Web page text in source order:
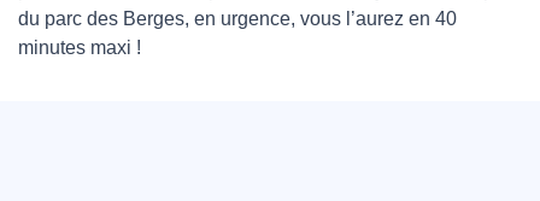
du parc des Berges, en urgence, vous l’aurez en 40
minutes maxi !